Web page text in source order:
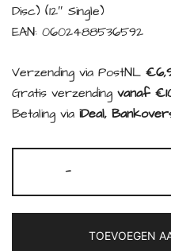
Disc) (12″ Single)
EAN: 0602488536592
Verzending via PostNL
Gratis verzending vanaf
Betaling via iDeal,
-
TOEVOEGEN